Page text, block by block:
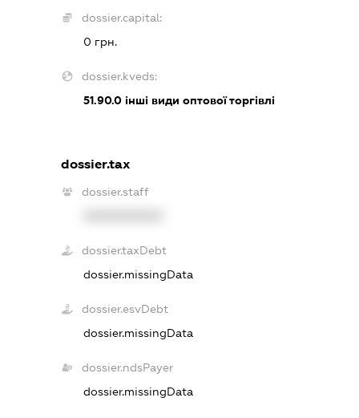
dossier.capital:
0 грн.
dossier.kveds:
51.90.0інші види оптової торгівлі
dossier.tax
dossier.staff
dossier.taxDebt
dossier.missingData
dossier.esvDebt
dossier.missingData
dossier.ndsPayer
dossier.missingData